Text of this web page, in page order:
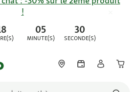
05
MINUTE(S)
30
SECONDE(S)
!